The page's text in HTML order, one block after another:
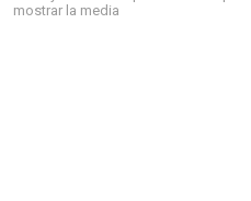
mostrar la media